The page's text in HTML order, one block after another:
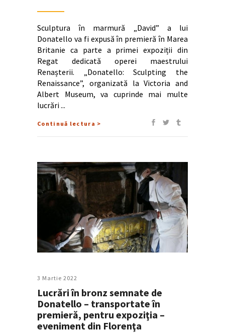
Sculptura în marmură „David” a lui
Donatello va fi expusă în premieră în Marea
Britanie ca parte a primei expoziții din
Regat dedicată operei maestrului
Renașterii. „Donatello: Sculpting the
Renaissance”, organizată la Victoria and
Albert Museum, va cuprinde mai multe
lucrări
Continuă lectura >
3 Martie 2022
Lucrări în bronz semnate de
Donatello – transportate în
premieră, pentru expoziţia –
eveniment din Florenţa